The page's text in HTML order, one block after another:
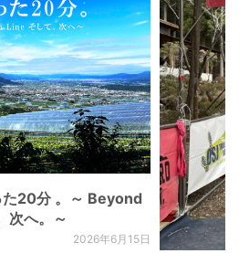
20分 。～ Beyond
次へ。～
2026年6月15日